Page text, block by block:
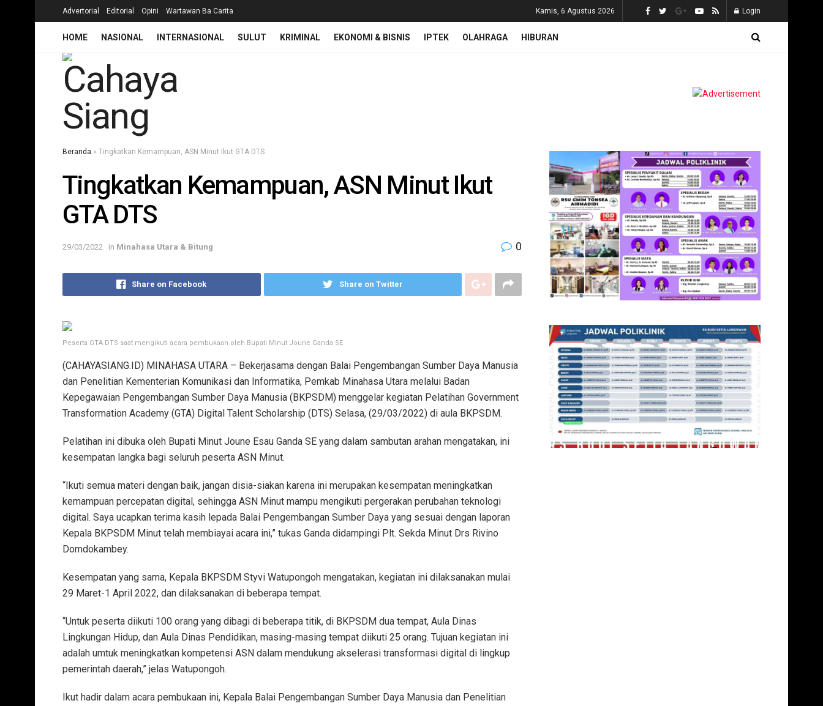
Advertorial Editorial Opini Wartawan Ba Carita Kamis, 6 Agustus 2026 Login
HOME NASIONAL INTERNASIONAL SULUT KRIMINAL EKONOMI & BISNIS IPTEK OLAHRAGA HIBURAN
Beranda » Tingkatkan Kemampuan, ASN Minut Ikut GTA DTS
Tingkatkan Kemampuan, ASN Minut Ikut
GTA DTS
29/03/2022 in Minahasa Utara & Bitung 0
Share on Facebook Share on Twitter
Peserta GTA DTS saat mengikuti acara pembukaan oleh Bupati Minut Joune Ganda SE
(CAHAYASIANG.ID) MINAHASA UTARA – Bekerjasama dengan Balai Pengembangan Sumber Daya Manusia
dan Penelitian Kementerian Komunikasi dan Informatika, Pemkab Minahasa Utara melalui Badan
Kepegawaian Pengembangan Sumber Daya Manusia (BKPSDM) menggelar kegiatan Pelatihan Government
Transformation Academy (GTA) Digital Talent Scholarship (DTS) Selasa, (29/03/2022) di aula BKPSDM.
Pelatihan ini dibuka oleh Bupati Minut Joune Esau Ganda SE yang dalam sambutan arahan mengatakan, ini
kesempatan langka bagi seluruh peserta ASN Minut.
“Ikuti semua materi dengan baik, jangan disia-siakan karena ini merupakan kesempatan meningkatkan
kemampuan percepatan digital, sehingga ASN Minut mampu mengikuti pergerakan perubahan teknologi
digital. Saya ucapkan terima kasih lepada Balai Pengembangan Sumber Daya yang sesuai dengan laporan
Kepala BKPSDM Minut telah membiayai acara ini,” tukas Ganda didampingi Plt. Sekda Minut Drs Rivino
Domdokambey.
Kesempatan yang sama, Kepala BKPSDM Styvi Watupongoh mengatakan, kegiatan ini dilaksanakan mulai
29 Maret-1 April 2022, dan dilaksanakan di beberapa tempat.
“Untuk peserta diikuti 100 orang yang dibagi di beberapa titik, di BKPSDM dua tempat, Aula Dinas
Lingkungan Hidup, dan Aula Dinas Pendidikan, masing-masing tempat diikuti 25 orang. Tujuan kegiatan ini
adalah umtuk meningkatkan kompetensi ASN dalam mendukung akselerasi transformasi digital di lingkup
pemerintah daerah,” jelas Watupongoh.
Ikut hadir dalam acara pembukaan ini, Kepala Balai Pengembangan Sumber Daya Manusia dan Penelitian